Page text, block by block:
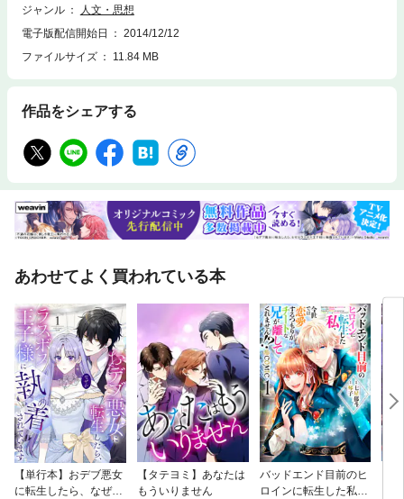
るのだ。性格は決められたのではない。自分で決めている——etc.大切な
強く、やさしく、そしてきびしく示されたアドラーの答えは、あなたの人
生を劇的に変えてくれるでしょう。
ジャンル
人文・思想
電子版配信開始日
2014/12/12
ファイルサイズ
11.84 MB
作品をシェアする
あわせてよく買われている本
【単行本】おデブ悪女
に転生したら、なぜか
【タテヨミ】あなたは
もういりません
バッドエンド目前のヒ
ロインに転生した私、